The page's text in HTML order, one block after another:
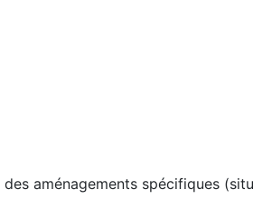
aménagements spécifiques